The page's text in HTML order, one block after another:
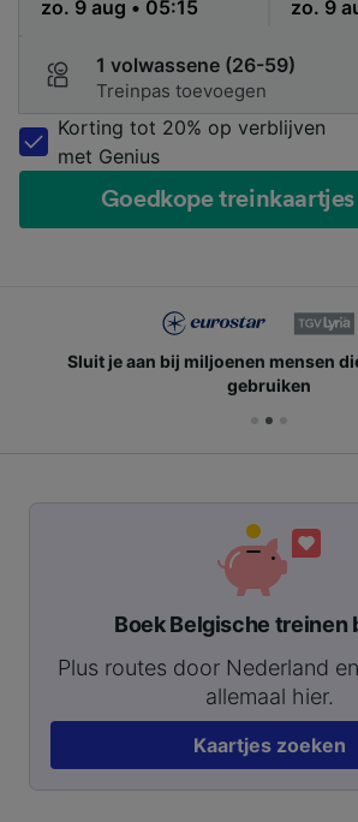
1 volwassene (26-59)
Treinpas toevoegen
Korting tot 20% op verblijven
met Genius
Goedkope
Sluit je aan bij miljoenen mensen
gebruiken
Boek Belgische treinen
Plus routes door Nederland
allemaal hier.
Kaartjes zoeken